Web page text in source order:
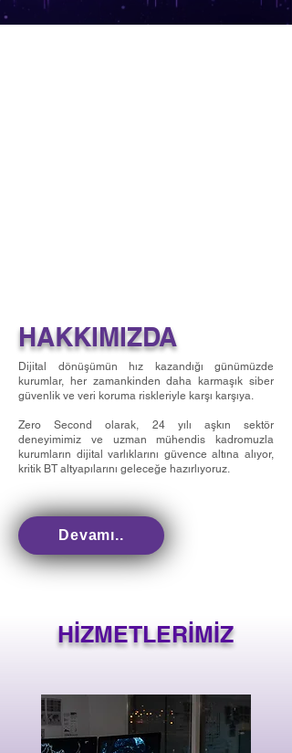
HAKKIMIZDA
Dijital dönüşümün hız kazandığı günümüzde
kurumlar, her zamankinden daha karmaşık siber
güvenlik ve veri koruma riskleriyle karşı karşıya.
Zero Second olarak, 24 yılı aşkın sektör
deneyimimiz ve uzman mühendis kadromuzla
kurumların dijital varlıklarını güvence altına alıyor,
kritik BT altyapılarını geleceğe hazırlıyoruz.
Devamı..
HİZMETLERİMİZ